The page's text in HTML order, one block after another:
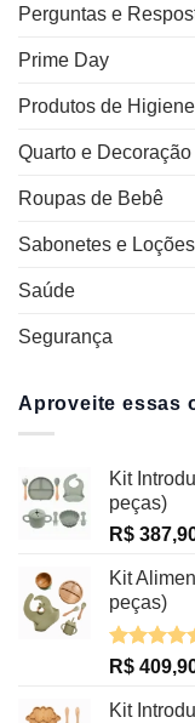
Perguntas e
Prime Day
Produtos de
Quarto e Decoração
Roupas de Bebê
Sabonetes e Loções
Saúde
Segurança
Aproveite essas
Kit
peças)
R$
Kit
peças)
Avaliação
R$
Kit